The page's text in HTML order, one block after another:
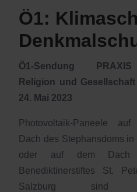
Ö1:
Ö1-Sendung
Religion und
24. Mai 2023
Photovoltaik-Paneele
Dach des Stephansdoms in
oder auf dem Dach
Benediktinerstiftes St.
Salzburg sind